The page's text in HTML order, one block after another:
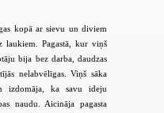
kopā ar sievu un diviem
laukiem. Pagastā, kur viņš
bija bez darba, daudzas
nelabvēlīgas. Viņš sāka
izdomāja, ka savu ideju
naudu. Aicināja pagasta